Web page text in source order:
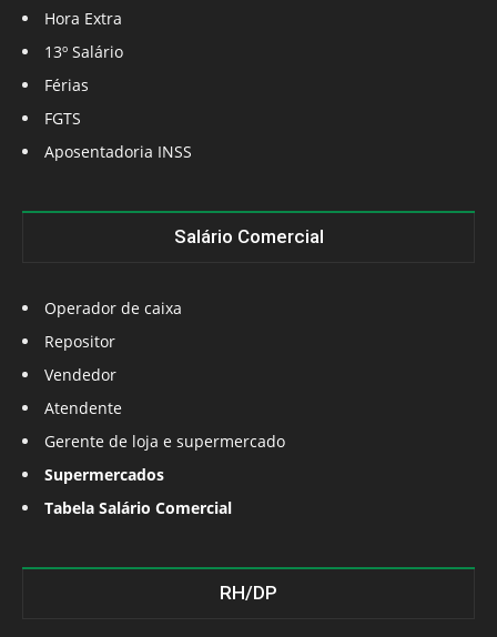
Hora Extra
13º Salário
Férias
FGTS
Aposentadoria INSS
Salário Comercial
Operador de caixa
Repositor
Vendedor
Atendente
Gerente de loja e supermercado
Supermercados
Tabela Salário Comercial
RH/DP